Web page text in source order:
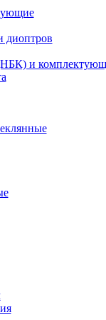
диоптров
и